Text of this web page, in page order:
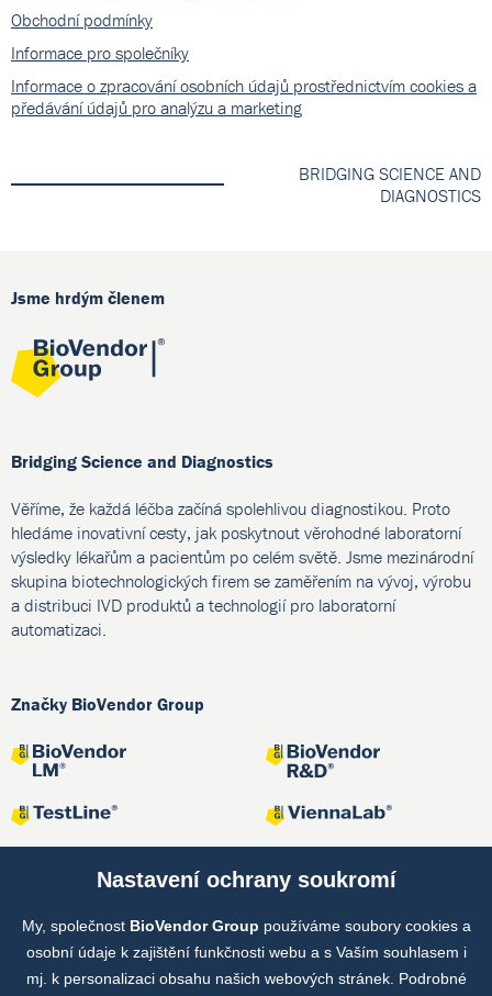
Obchodní podmínky
Informace pro společníky
Informace o zpracování osobních údajů prostřednictvím cookies a
předávání údajů pro analýzu a marketing
BRIDGING SCIENCE AND
DIAGNOSTICS
Jsme hrdým členem
Bridging Science and Diagnostics
Věříme, že každá léčba začíná spolehlivou diagnostikou. Proto
hledáme inovativní cesty, jak poskytnout věrohodné laboratorní
výsledky lékařům a pacientům po celém světě. Jsme mezinárodní
skupina biotechnologických firem se zaměřením na vývoj, výrobu
a distribuci IVD produktů a technologií pro laboratorní
automatizaci.
Značky BioVendor Group
Společné projekty
Nastavení ochrany soukromí
My, společnost BioVendor Group používáme soubory cookies a
osobní údaje k zajištění funkčnosti webu a s Vaším souhlasem i
mj. k personalizaci obsahu našich webových stránek. Podrobné